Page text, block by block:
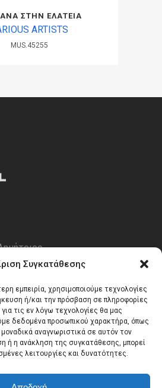
Συγκατάθεσης
εμπειρία, χρησιμοποιούμε τεχνολογίες
ή/και την πρόσβαση σε πληροφορίες
τις εν λόγω τεχνολογίες θα μας
δεδομένα προσωπικού χαρακτήρα, όπως
αναγνωριστικά σε αυτόν τον
ή η ανάκληση της συγκατάθεσης, μπορεί
λειτουργίες και δυνατότητες.
ΣΤΗΝ ΕΛΑΤΕΙΑ
ARTISTS
MUS.45255
10:00 – 17:00